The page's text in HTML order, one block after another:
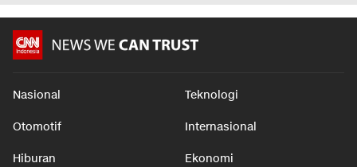
Nasional Teknologi
Otomotif Internasional
Hiburan Ekonomi